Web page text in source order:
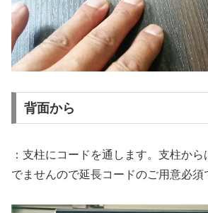
背面から
：支柱にコードを通します。支柱か
でませんので延長コードのご用意必須